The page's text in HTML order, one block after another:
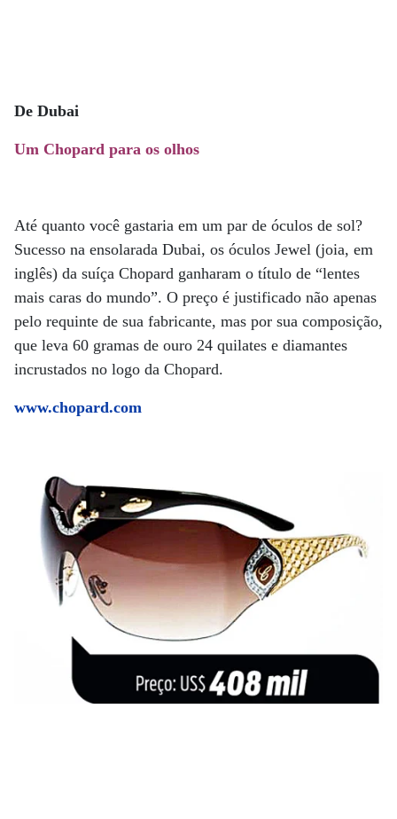
De Dubai
Um Chopard para os olhos
Até quanto você gastaria em um par de óculos de sol?
Sucesso na ensolarada Dubai, os óculos Jewel (joia, em
inglês) da suíça Chopard ganharam o título de “lentes
mais caras do mundo”. O preço é justificado não apenas
pelo requinte de sua fabricante, mas por sua composição,
que leva 60 gramas de ouro 24 quilates e diamantes
incrustados no logo da Chopard.
www.chopard.com